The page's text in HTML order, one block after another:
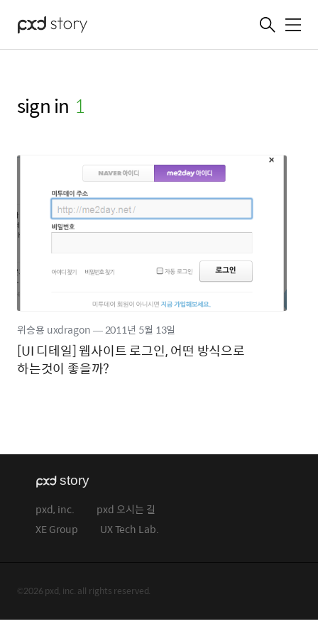
메뉴
sign in (1)
[UI 디테일] 웹사이트 로그인, 어떤 방식으로
하는것이 좋을까?
위승용 uxdragon―2011년 5월 13일
pxd, inc.
pxd 오시는 길
XE Group
UX Tech Lab.
©2026 pxd, inc. all rights reserved.